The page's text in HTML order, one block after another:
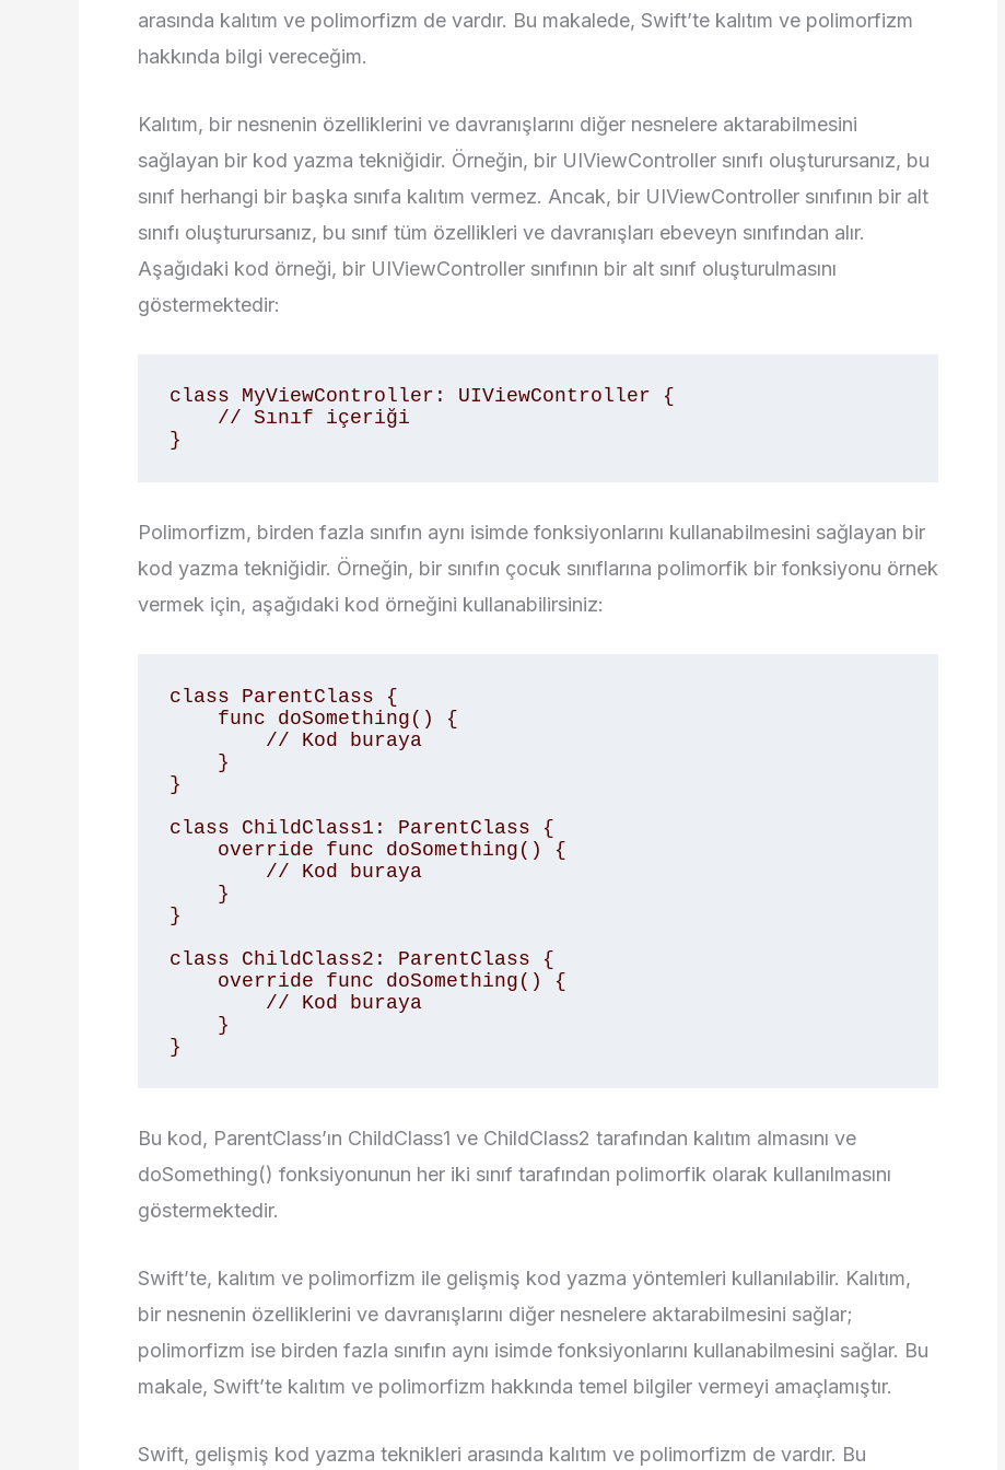
arasında kalıtım ve polimorfizm de vardır. Bu makalede, Swift’te kalıtım ve polimorfizm
hakkında bilgi vereceğim.
Kalıtım, bir nesnenin özelliklerini ve davranışlarını diğer nesnelere aktarabilmesini
sağlayan bir kod yazma tekniğidir. Örneğin, bir UIViewController sınıfı oluşturursanız, bu
sınıf herhangi bir başka sınıfa kalıtım vermez. Ancak, bir UIViewController sınıfının bir alt
sınıfı oluşturursanız, bu sınıf tüm özellikleri ve davranışları ebeveyn sınıfından alır.
Aşağıdaki kod örneği, bir UIViewController sınıfının bir alt sınıf oluşturulmasını
göstermektedir:
class MyViewController: UIViewController {
}
Polimorfizm, birden fazla sınıfın aynı isimde fonksiyonlarını kullanabilmesini sağlayan bir
kod yazma tekniğidir. Örneğin, bir sınıfın çocuk sınıflarına polimorfik bir fonksiyonu örnek
vermek için, aşağıdaki kod örneğini kullanabilirsiniz:
class ParentClass {
}
class ChildClass1: ParentClass {
}
class ChildClass2: ParentClass {
}
Bu kod, ParentClass’ın ChildClass1 ve ChildClass2 tarafından kalıtım almasını ve
doSomething() fonksiyonunun her iki sınıf tarafından polimorfik olarak kullanılmasını
göstermektedir.
Swift’te, kalıtım ve polimorfizm ile gelişmiş kod yazma yöntemleri kullanılabilir. Kalıtım,
bir nesnenin özelliklerini ve davranışlarını diğer nesnelere aktarabilmesini sağlar;
polimorfizm ise birden fazla sınıfın aynı isimde fonksiyonlarını kullanabilmesini sağlar. Bu
makale, Swift’te kalıtım ve polimorfizm hakkında temel bilgiler vermeyi amaçlamıştır.
Swift, gelişmiş kod yazma teknikleri arasında kalıtım ve polimorfizm de vardır. Bu